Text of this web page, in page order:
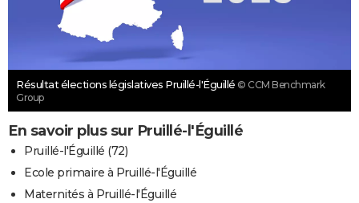
Résultat élections législatives Pruillé-l'Éguillé © CCM Benchmark
Group
En savoir plus sur Pruillé-l'Éguillé
Pruillé-l'Éguillé (72)
Ecole primaire à Pruillé-l'Éguillé
Maternités à Pruillé-l'Éguillé